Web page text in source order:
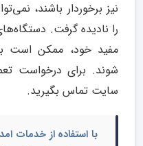
نیز برخوردار باشند،
را نادیده گرفت.
مفید خود، ممکن است
شوند. برای درخواست
سایت تماس بگیرید.